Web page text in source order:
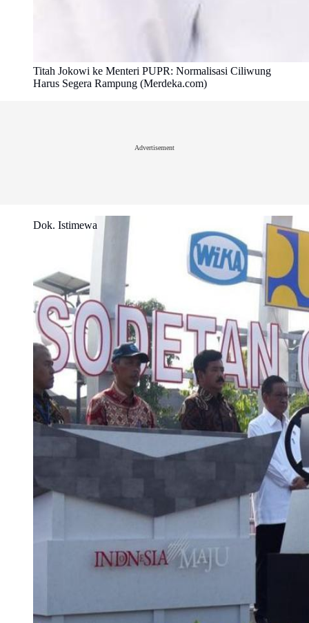
Titah Jokowi ke Menteri PUPR: Normalisasi Ciliwung
Harus Segera Rampung (Merdeka.com)
Advertisement
Dok. Istimewa